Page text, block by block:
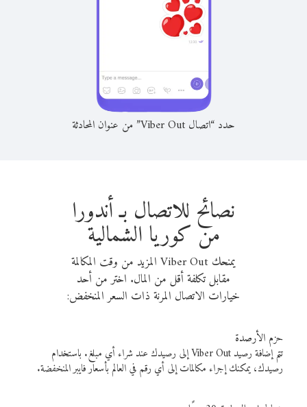
حدد “اتصال Viber Out” من عنوان المحادثة
نصائح للاتصال بـ أندورا
من كوريا الشمالية
يمنحك Viber Out المزيد من وقت المكالمة
مقابل تكلفة أقل من المال. اختر من أحد
خيارات الاتصال المرنة ذات السعر المنخفض:
حزم الأرصدة
تتم إضافة رصيد Viber Out إلى رصيدك عند شراء أي مبلغ. باستخدام
رصيدك، يمكنك إجراء مكالمات إلى أي رقم في العالم بأسعار فايبر المنخفضة.